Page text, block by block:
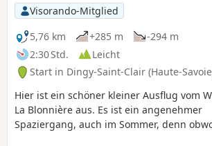
Visorando-Mitglied
5,76 km
+285 m
-294 m
2:30 Std.
Leicht
Start in Dingy-Saint-Clair (Haute-
Hier ist ein schöner kleiner Ausflug vom
La Blonnière aus. Es ist ein angenehmer
Spaziergang, auch im Sommer, denn